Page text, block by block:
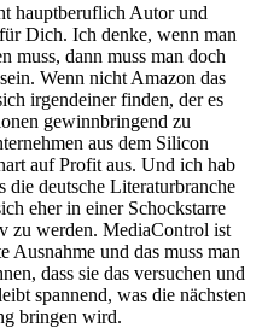
hauptberuflich Autor und
Dich. Ich denke, wenn man
muss, dann muss man doch
Wenn nicht Amazon das
irgendeiner finden, der es
gewinnbringend zu
aus dem Silicon
auf Profit aus. Und ich hab
die deutsche Literaturbranche
eher in einer Schockstarre
zu werden. MediaControl ist
Ausnahme und das muss man
dass sie das versuchen und
spannend, was die nächsten
bringen wird.